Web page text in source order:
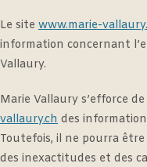
Le site www.marie-
information concernant
Vallaury.
Marie Vallaury s’efforce
vallaury.ch des
Toutefois, il ne pourra
des inexactitudes et des